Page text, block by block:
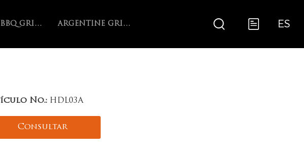
CYPRUS BBQ GRILL ARGENTINE GRILL WITH V-GRATE ROTISSERIE ES
No.: HDL03A
Consultar